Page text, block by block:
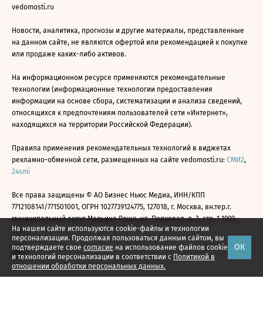
На нашем сайте используются cookie-файлы и технологии
персонализации. Продолжая пользоваться данным сайтом, вы
подтверждаете свое согласие на использование файлов cookie
и технологий персонализации в соответствии с Политикой в
отношении обработки персональных данных.
ОК
vedomosti.ru
Новости, аналитика, прогнозы и другие материалы, представленные
на данном сайте, не являются офертой или рекомендацией к покупке
или продаже каких-либо активов.
На информационном ресурсе применяются рекомендательные
технологии (информационные технологии предоставления
информации на основе сбора, систематизации и анализа сведений,
относящихся к предпочтениям пользователей сети «Интернет»,
находящихся на территории Российской Федерации).
Правила применения рекомендательных технологий в виджетах
рекламно-обменной сети, размещенных на сайте vedomosti.ru: СМИ2,
24smi
Все права защищены © АО Бизнес Ньюс Медиа, ИНН/КПП
7712108141/771501001, ОГРН 1027739124775, 127018, г. Москва, вн.тер.г.
муниципальный округ Марьина Роща, ул. Полковая, д. 3, стр. 1 1999—
2026